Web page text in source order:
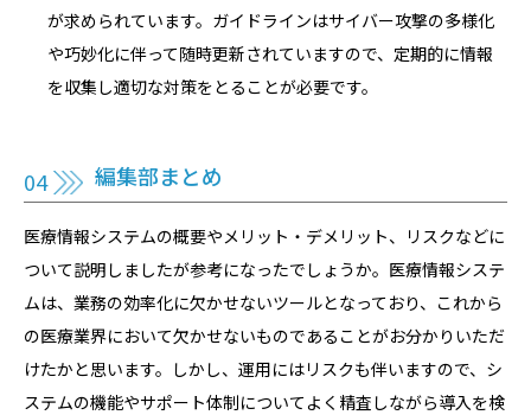
が求められています。ガイドラインはサイバー攻撃の多様化
や巧妙化に伴って随時更新されていますので、定期的に情報
を収集し適切な対策をとることが必要です。
編集部まとめ
医療情報システムの概要やメリット・デメリット、リスクなどに
ついて説明しましたが参考になったでしょうか。医療情報システ
ムは、業務の効率化に欠かせないツールとなっており、これから
の医療業界において欠かせないものであることがお分かりいただ
けたかと思います。しかし、運用にはリスクも伴いますので、シ
ステムの機能やサポート体制についてよく精査しながら導入を検